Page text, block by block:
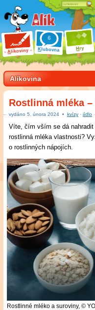
Alíkoviny Klubovna Hry
Alíkovina
Rostlinná mléka
vydáno 5 února 2024• kvízy· jídlo
Víte, čím vším se dá
rostlinná mléka vlastnosti?
o rostlinných nápojích.
Rostlinné mléko a suroviny,©